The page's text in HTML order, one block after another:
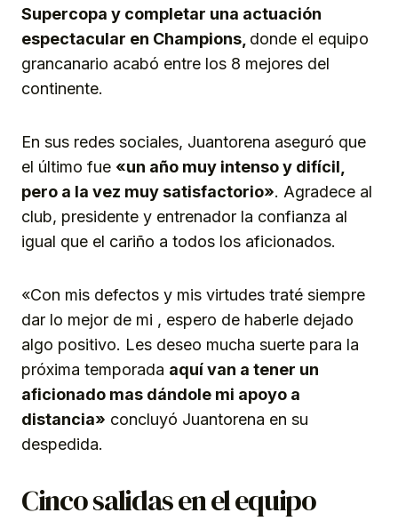
Supercopa y completar una actuación
espectacular en Champions, donde el equipo
grancanario acabó entre los 8 mejores del
continente.
En sus redes sociales, Juantorena aseguró que
el último fue «un año muy intenso y difícil,
pero a la vez muy satisfactorio». Agradece al
club, presidente y entrenador la confianza al
igual que el cariño a todos los aficionados.
«Con mis defectos y mis virtudes traté siempre
dar lo mejor de mi , espero de haberle dejado
algo positivo. Les deseo mucha suerte para la
próxima temporada aquí van a tener un
aficionado mas dándole mi apoyo a
distancia» concluyó Juantorena en su
despedida.
Cinco salidas en el equipo